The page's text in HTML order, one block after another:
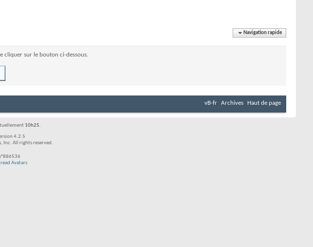
Navigation rapide
cliquer sur le bouton ci-dessous.
vB-fr Archives Haut de page
10h25.
4.2.5
Inc. All rights reserved.
Avatars